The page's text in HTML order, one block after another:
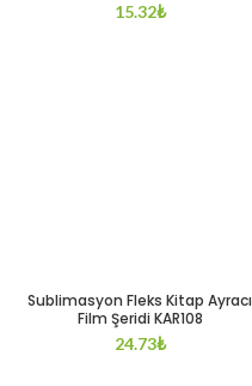
15.32₺
Sublimasyon Fleks Kitap Ayracı
Film Şeridi KAR108
24.73₺